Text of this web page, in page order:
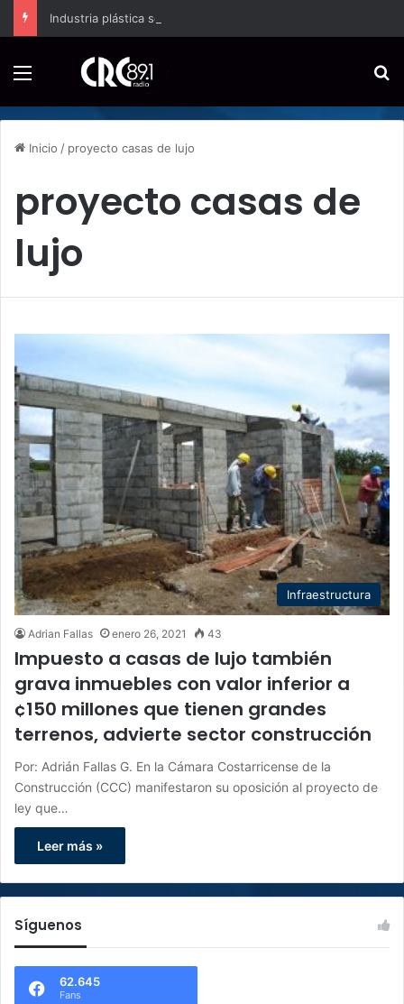
Industria plástica se suma a la economía circular
Inicio / proyecto casas de lujo
proyecto casas de
lujo
Infraestructura
Adrian Fallas enero 26, 2021 43
Impuesto a casas de lujo también
grava inmuebles con valor inferior a
¢150 millones que tienen grandes
terrenos, advierte sector construcción
Por: Adrián Fallas G. En la Cámara Costarricense de la
Construcción (CCC) manifestaron su oposición al proyecto de
ley que…
Leer más »
Síguenos
62.645
Fans